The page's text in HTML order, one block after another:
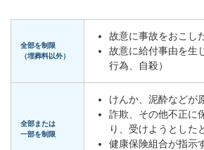
全部を制限
（埋葬料以外）
故意に事故をおこし
故意に給付事由を生
行為、自殺）
全部または
一部を制限
けんか、泥酔などが
詐欺、その他不正に
り、受けようとした
健康保険組合が指示